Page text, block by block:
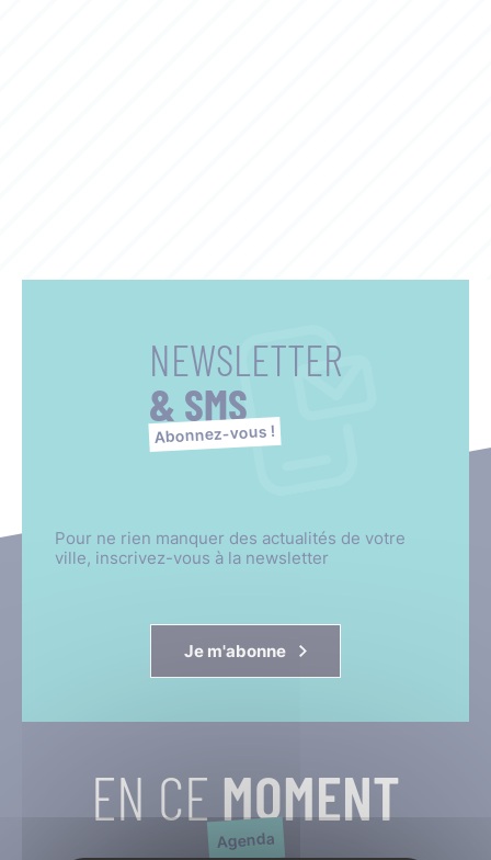
NEWSLETTER
& SMS
Abonnez-vous !
Pour ne rien manquer des actualités de votre
ville, inscrivez-vous à la newsletter
Je m'abonne
EN CE MOMENT
Agenda